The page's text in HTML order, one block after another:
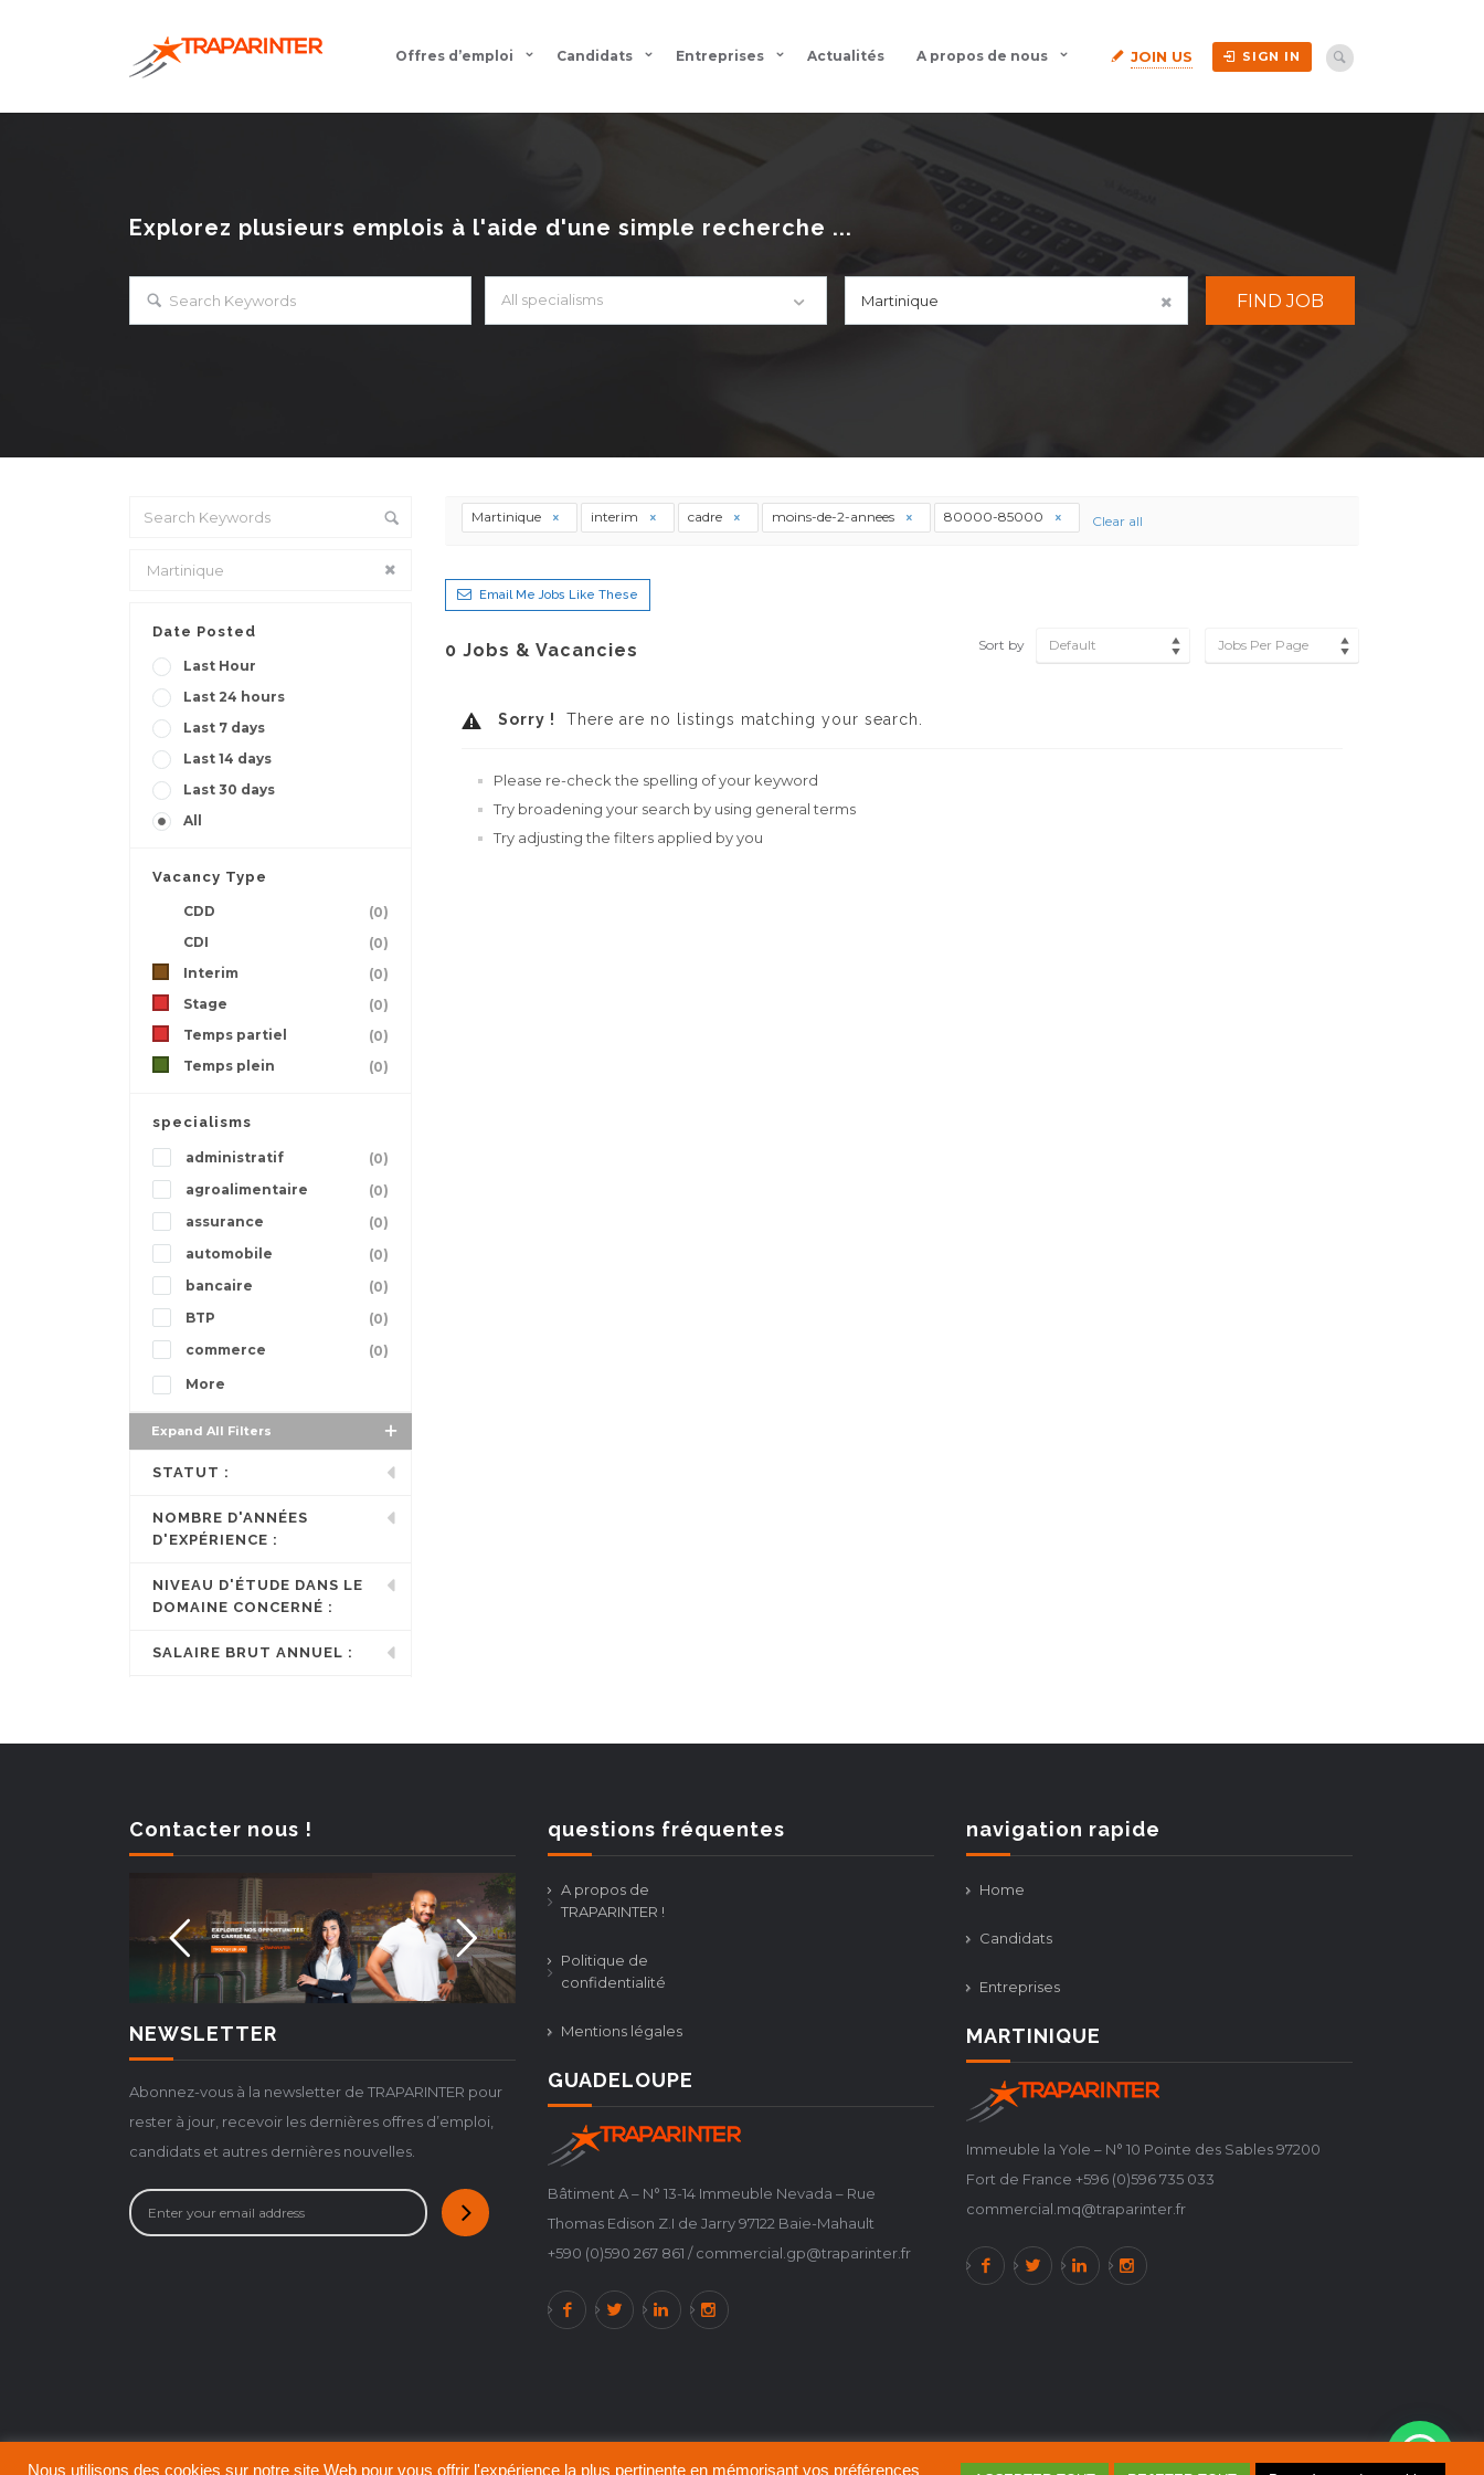
Offres d’emploi Candidats Entreprises Actualités A propos de nous JOIN US SIGN IN
Explorez plusieurs emplois à l'aide d'une simple recherche ...
All specialisms
Date Posted
Last Hour
Last 24 hours
Last 7 days
Last 14 days
Last 30 days
All
Vacancy Type
CDD
(0)
CDI
(0)
Interim
(0)
Stage
(0)
Temps partiel
(0)
Temps plein
(0)
specialisms
administratif
(0)
agroalimentaire
(0)
assurance
(0)
automobile
(0)
bancaire
(0)
BTP
(0)
commerce
(0)
More
Expand All Filters
STATUT :
NOMBRE D'ANNÉES
D'EXPÉRIENCE :
NIVEAU D'ÉTUDE DANS LE
DOMAINE CONCERNÉ :
SALAIRE BRUT ANNUEL :
Martinique interim cadre moins-de-2-annees 80000-85000 Clear all
Email Me Jobs Like These
0 Jobs & Vacancies Sort by Default Jobs Per Page
Sorry ! There are no listings matching your search.
Please re-check the spelling of your keyword
Try broadening your search by using general terms
Try adjusting the filters applied by you
Contacter nous !
NEWSLETTER
Abonnez-vous à la newsletter de TRAPARINTER pour
rester à jour, recevoir les dernières offres d’emploi,
candidats et autres dernières nouvelles.
questions fréquentes
A propos de
TRAPARINTER !
Politique de
confidentialité
Mentions légales
GUADELOUPE
Bâtiment A – N° 13-14 Immeuble Nevada – Rue
Thomas Edison Z.I de Jarry 97122 Baie-Mahault
+590 (0)590 267 861 / commercial.gp@traparinter.fr
navigation rapide
Home
Candidats
Entreprises
MARTINIQUE
Immeuble la Yole – N° 10 Pointe des Sables 97200
Fort de France +596 (0)596 735 033
commercial.mq@traparinter.fr
Nous utilisons des cookies sur notre site Web pour vous offrir l'expérience la plus pertinente en mémorisant vos préférences